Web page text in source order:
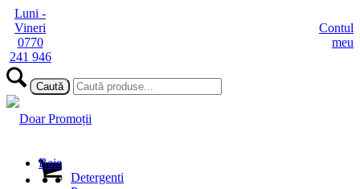
Luni -
Vineri
0770
241 946
Contul
meu
Baie
Detergenti